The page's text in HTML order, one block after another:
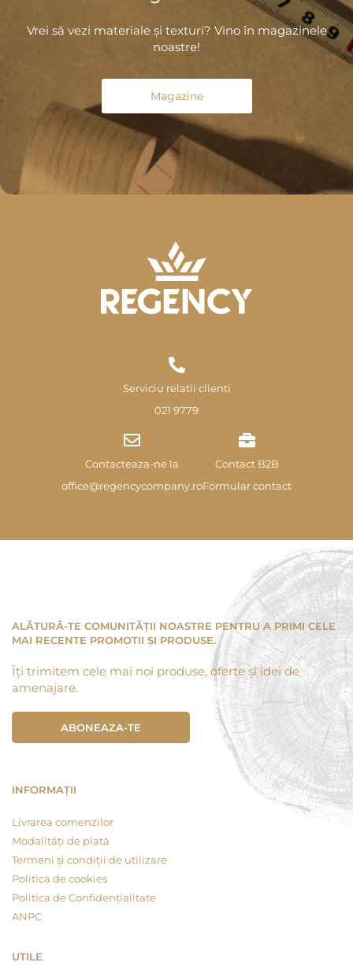
Vrei să vezi materiale și texturi? Vino în magazinele
noastre!
Magazine
Serviciu relatii clienti
021 9779
Contacteaza-ne la
office@regencycompany.ro
Contact B2B
Formular contact
ALĂTURĂ-TE COMUNITĂȚII NOASTRE PENTRU A PRIMI CELE
MAI RECENTE PROMOTII ȘI PRODUSE.
Îți trimitem cele mai noi produse, oferte și idei de
amenajare.
ABONEAZA-TE
INFORMAȚII
Livrarea comenzilor
Modalități de plată
Termeni și condiții de utilizare
Politica de cookies
Politica de Confidențialitate
ANPC
UTILE